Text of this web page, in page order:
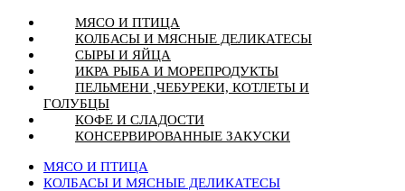
МЯСО И ПТИЦА
КОЛБАСЫ И МЯСНЫЕ ДЕЛИКАТЕСЫ
СЫРЫ И ЯЙЦА
ИКРА РЫБА И МОРЕПРОДУКТЫ
ПЕЛЬМЕНИ ,ЧЕБУРЕКИ, КОТЛЕТЫ И
ГОЛУБЦЫ
КОФЕ И СЛАДОСТИ
КОНСЕРВИРОВАННЫЕ ЗАКУСКИ
МЯСО И ПТИЦА
КОЛБАСЫ И МЯСНЫЕ ДЕЛИКАТЕСЫ